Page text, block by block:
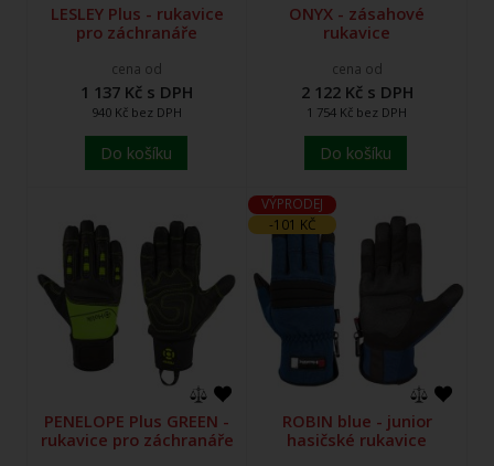
LESLEY Plus - rukavice
pro záchranáře
cena od
1 137 Kč s DPH
940 Kč bez DPH
Do košíku
ONYX - zásahové
rukavice
cena od
2 122 Kč s DPH
1 754 Kč bez DPH
Do košíku
PENELOPE Plus GREEN -
rukavice pro záchranáře
VÝPRODEJ
-101 KČ
ROBIN blue - junior
hasičské rukavice